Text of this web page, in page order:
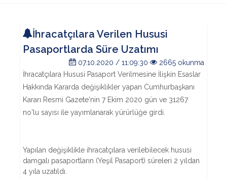
İhracatçılara Verilen Hususi
Pasaportlarda Süre Uzatımı
07.10.2020 / 11:09:30
2665 okunma
İhracatçılara Hususi Pasaport Verilmesine İlişkin Esaslar
Hakkında Kararda değişiklikler yapan Cumhurbaşkanı
Kararı Resmi Gazete'nin 7 Ekim 2020 gün ve 31267
no'lu sayısı ile yayımlanarak yürürlüğe girdi.
Yapılan değişiklikle ihracatçılara verilebilecek hususi
damgalı pasaportların (Yeşil Pasaport) süreleri 2 yıldan
4 yıla uzatıldı.